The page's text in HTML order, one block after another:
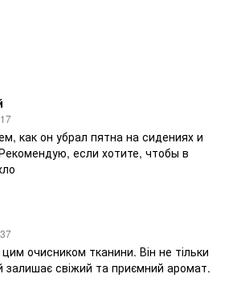
как он убрал пятна на сидениях и
если хотите, чтобы в
очисником тканини. Він не тільки
залишає свіжий та приємний аромат.